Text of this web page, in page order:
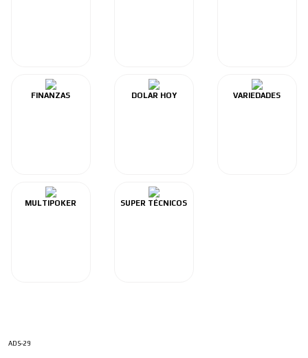
FINANZAS DOLAR HOY VARIEDADES
MULTIPOKER SUPER TÉCNICOS
ADS-29